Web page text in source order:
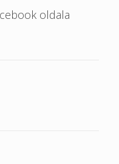
oldala